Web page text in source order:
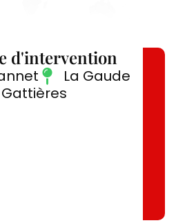
d'intervention
La Gaude
Gattières